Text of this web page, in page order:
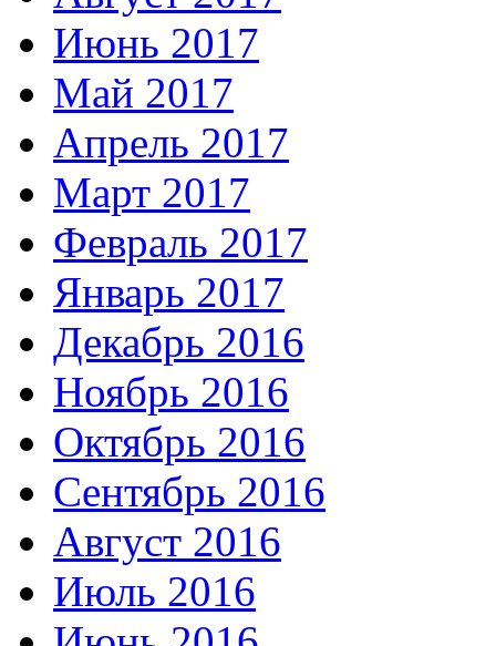
Июнь 2017
Май 2017
Апрель 2017
Март 2017
Февраль 2017
Январь 2017
Декабрь 2016
Ноябрь 2016
Октябрь 2016
Сентябрь 2016
Август 2016
Июль 2016